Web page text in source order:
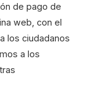
de pago de
web, con el
los ciudadanos
a los